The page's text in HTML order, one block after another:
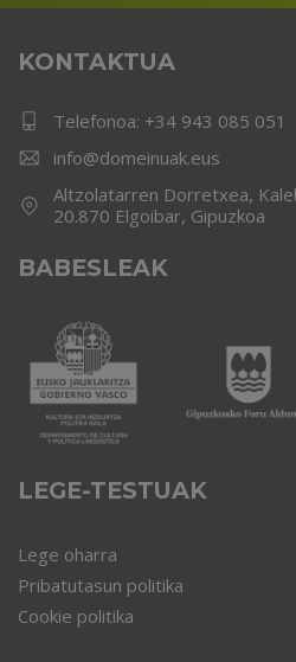
KONTAKTUA
Telefonoa: +34 943 085 051
info@domeinuak.eus
Altzolatarren Dorretxea,
20.870 Elgoibar, Gipuzkoa
BABESLEAK
LEGE-TESTUAK
Lege oharra
Pribatutasun politika
Cookie politika